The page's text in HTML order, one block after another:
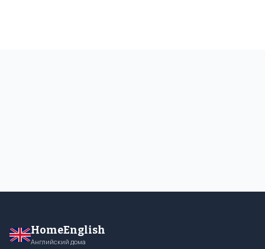
HomeEnglish
Английский дома